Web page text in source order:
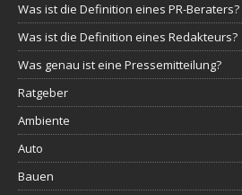
Was ist die Definition eines PR-Beraters?
Was ist die Definition eines Redakteurs?
Was genau ist eine Pressemitteilung?
Ratgeber
Ambiente
Auto
Bauen